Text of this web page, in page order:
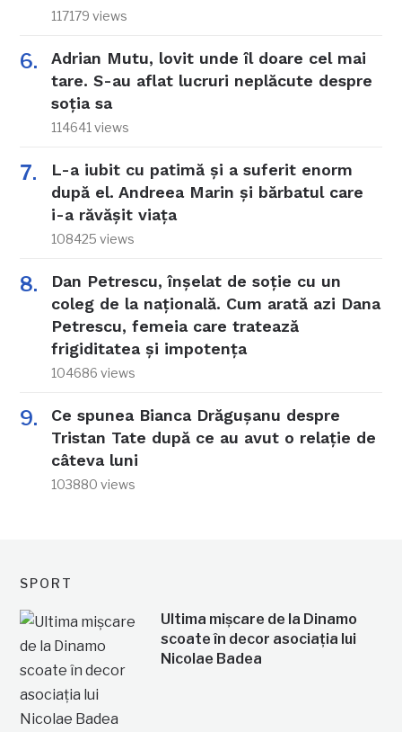
117179 views
Adrian Mutu, lovit unde îl doare cel mai
tare. S-au aflat lucruri neplăcute despre
soția sa
114641 views
L-a iubit cu patimă și a suferit enorm
după el. Andreea Marin și bărbatul care
i-a răvășit viața
108425 views
Dan Petrescu, înșelat de soție cu un
coleg de la națională. Cum arată azi Dana
Petrescu, femeia care tratează
frigiditatea și impotența
104686 views
Ce spunea Bianca Drăgușanu despre
Tristan Tate după ce au avut o relație de
câteva luni
103880 views
SPORT
Ultima mișcare de la Dinamo
scoate în decor asociația lui
Nicolae Badea